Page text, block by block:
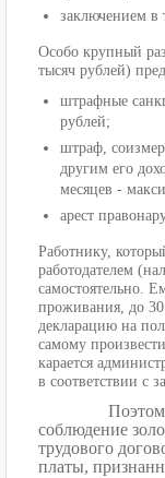
заключением в
Особо крупный
тысяч рублей)
штрафные
рублей;
штраф,
другим его
месяцев -
арест
Работнику,
работодателем
самостоятельно.
проживания, до 30
декларацию на
самому
карается
в соответствии с
Поэтому
соблюдение
трудового
платы,